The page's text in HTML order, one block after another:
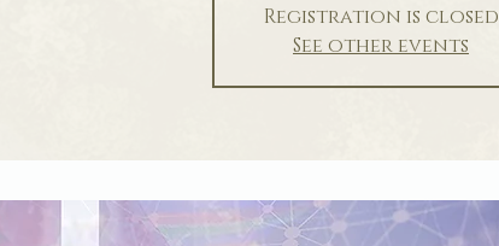
Registration is closed
See other events